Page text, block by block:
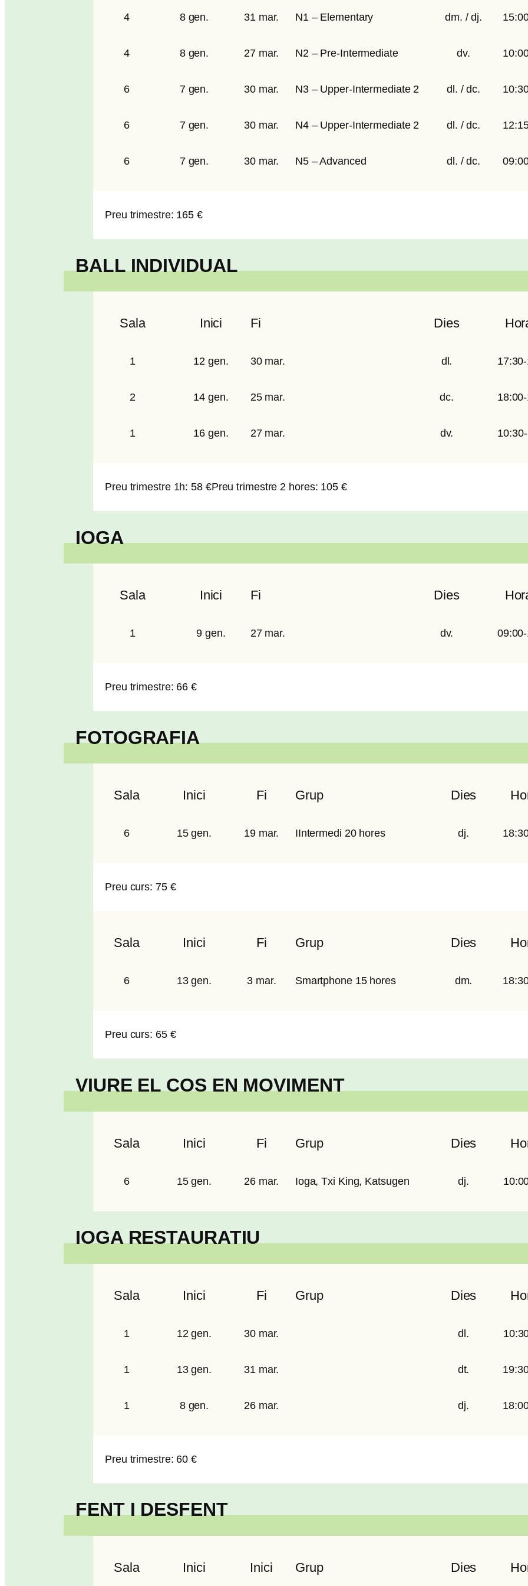
4 8 gen. 31 mar. N1 – Elementary dm. / dj.
4 8 gen. 27 mar. N2 – Pre-Intermediate dv.
6 7 gen. 30 mar. N3 – Upper-Intermediate 2 dl. / dc.
6 7 gen. 30 mar. N4 – Upper-Intermediate 2 dl. / dc.
6 7 gen. 30 mar. N5 – Advanced dl. / dc.
Preu trimestre: 165 €
BALL INDIVIDUAL
Sala Inici Fi Dies
1 12 gen. 30 mar. dl.
2 14 gen. 25 mar. dc.
1 16 gen. 27 mar. dv.
Preu trimestre 1h: 58 €Preu trimestre 2 hores: 105 €
IOGA
Sala Inici Fi Dies
1 9 gen. 27 mar. dv.
Preu trimestre: 66 €
FOTOGRAFIA
Sala Inici Fi Grup Dies
6 15 gen. 19 mar. IIntermedi 20 hores dj.
Preu curs: 75 €
Sala Inici Fi Grup Dies
6 13 gen. 3 mar. Smartphone 15 hores dm.
Preu curs: 65 €
VIURE EL COS EN MOVIMENT
Sala Inici Fi Grup Dies
6 15 gen. 26 mar. Ioga, Txi King, Katsugen dj.
IOGA RESTAURATIU
Sala Inici Fi Grup Dies
1 12 gen. 30 mar. dl.
1 13 gen. 31 mar. dt.
1 8 gen. 26 mar. dj.
Preu trimestre: 60 €
FENT I DESFENT
Sala Inici Inici Grup Dies